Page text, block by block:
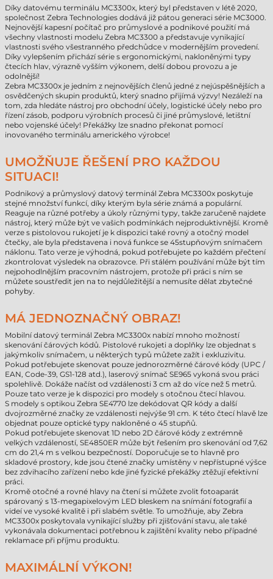
Díky datovému terminálu MC3300x, který byl představen v létě 2020,
společnost Zebra Technologies dodává již pátou generaci série MC3000.
Nejnovější kapesní počítač pro průmyslové a podnikové použití má
všechny vlastnosti modelu Zebra MC3300 a představuje vynikající
vlastnosti svého všestranného předchůdce v modernějším provedení.
Díky vylepšením přichází série s ergonomickými, nakloněnými typy
čtecích hlav, výrazně vyšším výkonem, delší dobou provozu a je
odolnější!
Zebra MC3300x je jedním z nejnovějších členů jedné z nejúspěšnějších a
osvědčených skupin produktů, který snadno přijímá výzvy! Nezáleží na
tom, zda hledáte nástroj pro obchodní účely, logistické účely nebo pro
řízení zásob, podporu výrobních procesů či jiné průmyslové, letištní
nebo vojenské účely! Překážky lze snadno překonat pomocí
inovovaného terminálu amerického výrobce!
UMOŽŇUJE ŘEŠENÍ PRO KAŽDOU
SITUACI!
Podnikový a průmyslový datový terminál Zebra MC3300x poskytuje
stejné množství funkcí, díky kterým byla série známá a populární.
Reaguje na různé potřeby a úkoly různými typy, takže zaručeně najdete
nástroj, který může být ve vašich podmínkách nejproduktivnější. Kromě
verze s pistolovou rukojetí je k dispozici také rovný a otočný model
čtečky, ale byla představena i nová funkce se 45stupňovým snímačem
náklonu. Tato verze je výhodná, pokud potřebujete po každém přečtení
zkontrolovat výsledek na obrazovce. Při stálém používání může být tím
nejpohodlnějším pracovním nástrojem, protože při práci s ním se
můžete soustředit jen na to nejdůležitější a nemusíte dělat zbytečné
pohyby.
MÁ JEDNOZNAČNÝ OBRAZ!
Mobilní datový terminál Zebra MC3300x nabízí mnoho možností
skenování čárových kódů. Pistolové rukojeti a doplňky lze objednat s
jakýmkoliv snímačem, u některých typů můžete zažít i exkluzivitu.
Pokud potřebujete skenovat pouze jednorozměrné čárové kódy (UPC /
EAN, Code-39, GS1-128 atd.), laserový snímač SE965 vykoná svou práci
spolehlivě. Dokáže načíst od vzdálenosti 3 cm až do více než 5 metrů.
Pouze tato verze je k dispozici pro modely s otočnou čtecí hlavou.
S modely s optikou Zebra SE4770 lze dekódovat QR kódy a další
dvojrozměrné značky ze vzdálenosti nejvýše 91 cm. K této čtecí hlavě lze
objednat pouze optické typy nakloněné o 45 stupňů.
Pokud potřebujete skenovat 1D nebo 2D čárové kódy z extrémně
velkých vzdáleností, SE4850ER může být řešením pro skenování od 7,62
cm do 21,4 m s velkou bezpečností. Doporučuje se to hlavně pro
skladové prostory, kde jsou čtené značky umístěny v nepřístupné výšce
bez zdvihacího zařízení nebo kde jiné fyzické překážky ztěžují efektivní
práci.
Kromě otočné a rovné hlavy na čtení si můžete zvolit fotoaparát
spárovaný s 13-megapixelovým LED bleskem na snímání fotografií a
videí ve vysoké kvalitě i při slabém světle. To umožňuje, aby Zebra
MC3300x poskytovala vynikající služby při zjišťování stavu, ale také
vykonávala dokumentaci potřebnou k zajištění kvality nebo případné
reklamace při příjmu produktu.
MAXIMÁLNÍ VÝKON!